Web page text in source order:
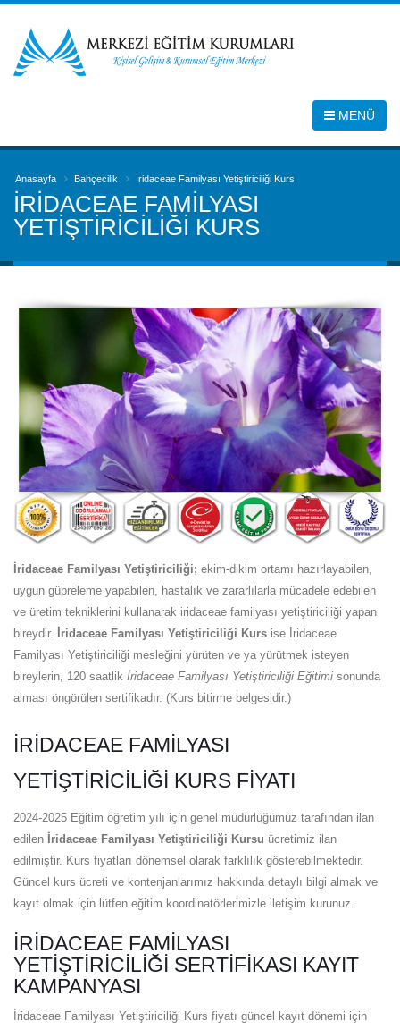
MENÜ
Anasayfa Bahçecilik İridaceae Familyası Yetiştiriciliği Kurs
İRIDACEAE FAMILYASI
YETIŞTIRICILIĞI KURS
İridaceae Familyası Yetiştiriciliği; ekim-dikim ortamı hazırlayabilen,
uygun gübreleme yapabilen, hastalık ve zararlılarla mücadele edebilen
ve üretim tekniklerini kullanarak iridaceae familyası yetiştiriciliği yapan
bireydir.
İridaceae Familyası Yetiştiriciliği Kurs ise İridaceae
Familyası Yetiştiriciliği mesleğini yürüten ve ya yürütmek isteyen
bireylerin, 120 saatlik İridaceae Familyası Yetiştiriciliği Eğitimi sonunda
alması öngörülen sertifikadır. (Kurs bitirme belgesidir.)
İRIDACEAE FAMILYASI
YETIŞTIRICILIĞI KURS FIYATI
2024-2025 Eğitim öğretim yılı için genel müdürlüğümüz tarafından ilan
edilen İridaceae Familyası Yetiştiriciliği Kursu ücretimiz ilan
edilmiştir. Kurs fiyatları dönemsel olarak farklılık gösterebilmektedir.
Güncel kurs ücreti ve kontenjanlarımız hakkında detaylı bilgi almak ve
kayıt olmak için lütfen eğitim koordinatörlerimizle iletişim kurunuz.
İRIDACEAE FAMILYASI
YETIŞTIRICILIĞI SERTIFIKASI KAYIT
KAMPANYASI
İridaceae Familyası Yetiştiriciliği Kurs fiyatı güncel kayıt dönemi için